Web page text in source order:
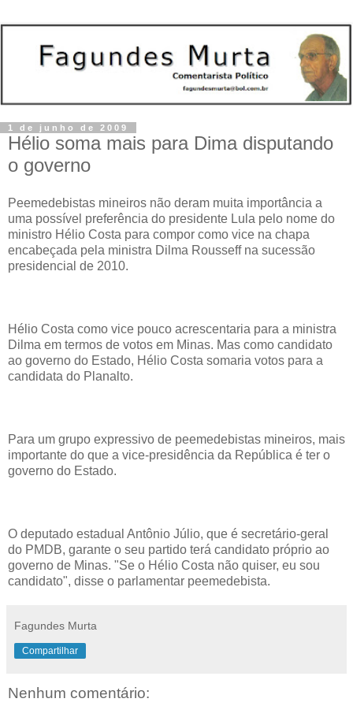
1 de junho de 2009
Hélio soma mais para Dima disputando
o governo
Peemedebistas mineiros não deram muita importância a
uma possível preferência do presidente Lula pelo nome do
ministro Hélio Costa para compor como vice na chapa
encabeçada pela ministra Dilma Rousseff na sucessão
presidencial de 2010.
Hélio Costa como vice pouco acrescentaria para a ministra
Dilma em termos de votos em Minas. Mas como candidato
ao governo do Estado, Hélio Costa somaria votos para a
candidata do Planalto.
Para um grupo expressivo de peemedebistas mineiros, mais
importante do que a vice-presidência da República é ter o
governo do Estado.
O deputado estadual Antônio Júlio, que é secretário-geral
do PMDB, garante o seu partido terá candidato próprio ao
governo de Minas. "Se o Hélio Costa não quiser, eu sou
candidato", disse o parlamentar peemedebista.
Fagundes Murta
Compartilhar
Nenhum comentário: